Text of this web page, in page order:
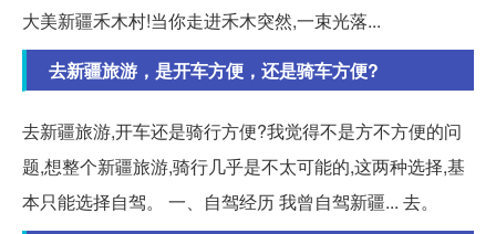
大美新疆禾木村!当你走进禾木突然,一束光落...
去新疆旅游，是开车方便，还是骑车方便?
去新疆旅游,开车还是骑行方便?我觉得不是方不方便的问
题,想整个新疆旅游,骑行几乎是不太可能的,这两种选择,基
本只能选择自驾。 一、自驾经历 我曾自驾新疆... 去。